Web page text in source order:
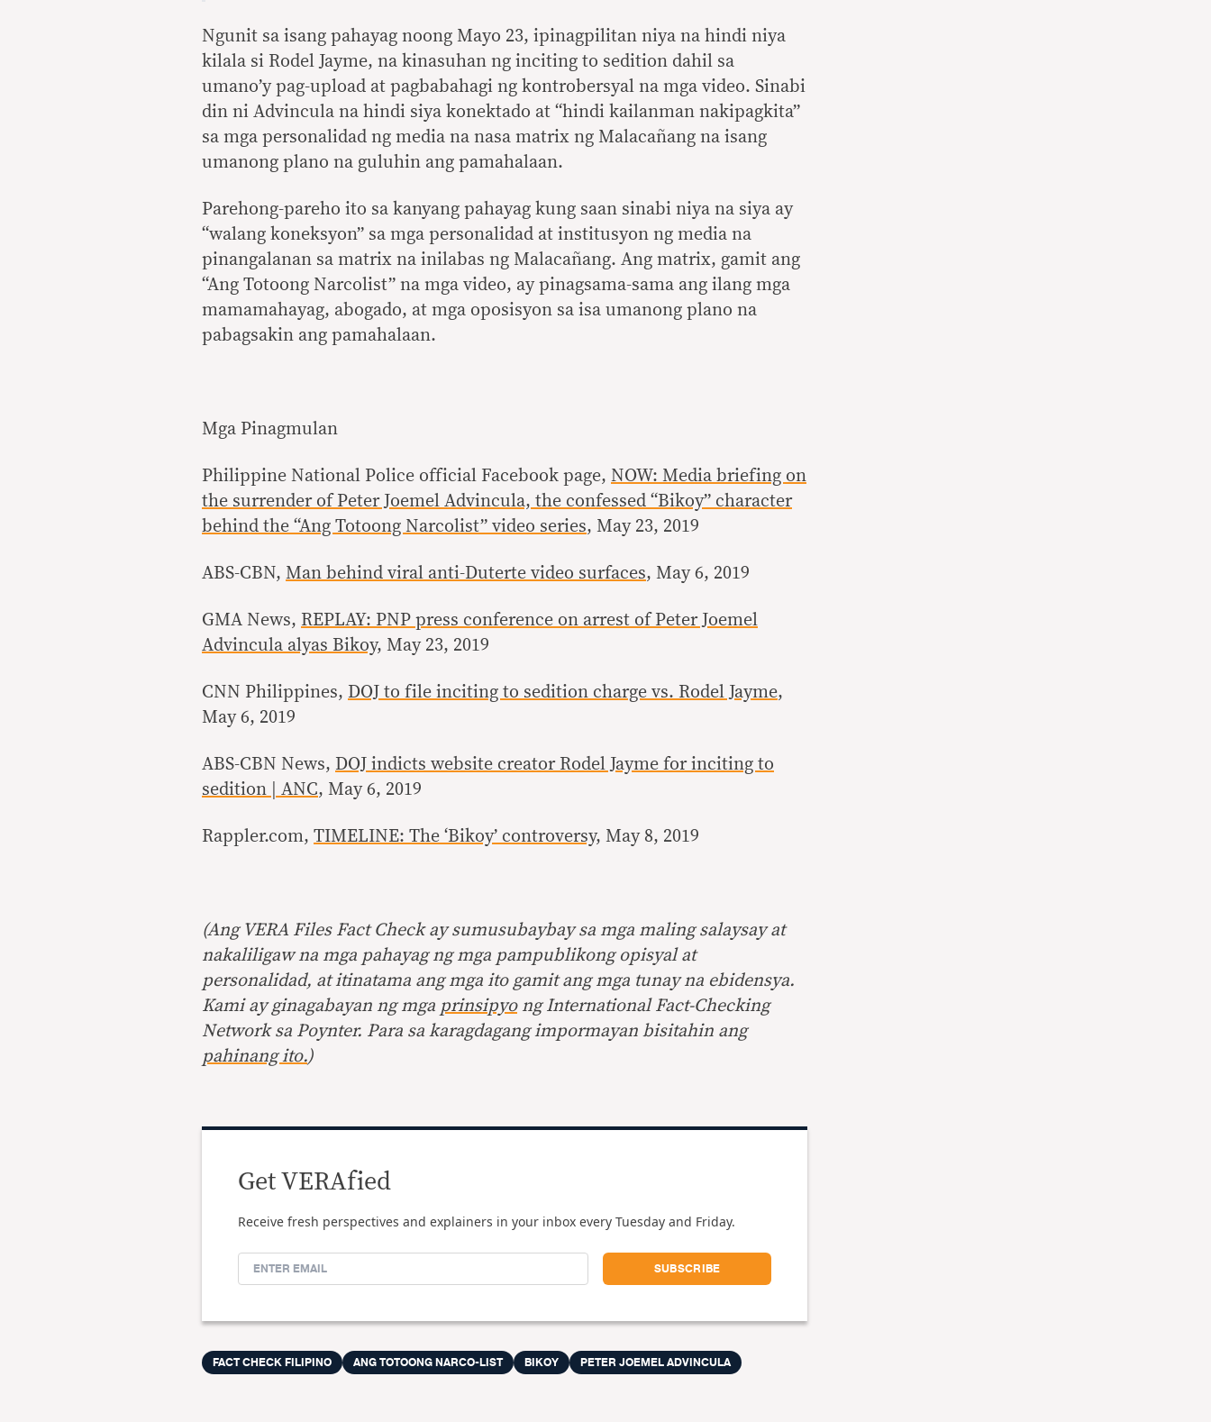
Ngunit sa isang pahayag noong Mayo 23, ipinagpilitan niya na hindi niya
kilala si Rodel Jayme, na kinasuhan ng inciting to sedition dahil sa
umano’y pag-upload at pagbabahagi ng kontrobersyal na mga video. Sinabi
din ni Advincula na hindi siya konektado at “hindi kailanman nakipagkita”
sa mga personalidad ng media na nasa matrix ng Malacañang na isang
umanong plano na guluhin ang pamahalaan.
Parehong-pareho ito sa kanyang pahayag kung saan sinabi niya na siya ay
“walang koneksyon” sa mga personalidad at institusyon ng media na
pinangalanan sa matrix na inilabas ng Malacañang. Ang matrix, gamit ang
“Ang Totoong Narcolist” na mga video, ay pinagsama-sama ang ilang mga
mamamahayag, abogado, at mga oposisyon sa isa umanong plano na
pabagsakin ang pamahalaan.
Mga Pinagmulan
Philippine National Police official Facebook page, NOW: Media briefing on
the surrender of Peter Joemel Advincula, the confessed “Bikoy” character
behind the “Ang Totoong Narcolist” video series, May 23, 2019
ABS-CBN, Man behind viral anti-Duterte video surfaces, May 6, 2019
GMA News, REPLAY: PNP press conference on arrest of Peter Joemel
Advincula alyas Bikoy, May 23, 2019
CNN Philippines, DOJ to file inciting to sedition charge vs. Rodel Jayme,
May 6, 2019
ABS-CBN News, DOJ indicts website creator Rodel Jayme for inciting to
sedition | ANC, May 6, 2019
Rappler.com, TIMELINE: The ‘Bikoy’ controversy, May 8, 2019
(Ang VERA Files Fact Check ay sumusubaybay sa mga maling salaysay at
nakaliligaw na mga pahayag ng mga pampublikong opisyal at
personalidad, at itinatama ang mga ito gamit ang mga tunay na ebidensya.
Kami ay ginagabayan ng mga prinsipyong International Fact-Checking
Network sa Poynter. Para sa karagdagang impormayan bisitahin ang
pahinang ito.)
Get VERAfied
Receive fresh perspectives and explainers in your inbox every Tuesday and Friday.
FACT CHECK FILIPINO ANG TOTOONG NARCO-LIST BIKOY PETER JOEMEL ADVINCULA